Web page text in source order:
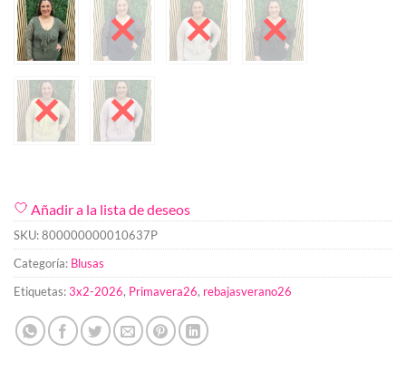
Añadir a la lista de deseos
SKU:800000000010637P
Categoría: Blusas
Etiquetas:3x2-2026, Primavera26, rebajasverano26